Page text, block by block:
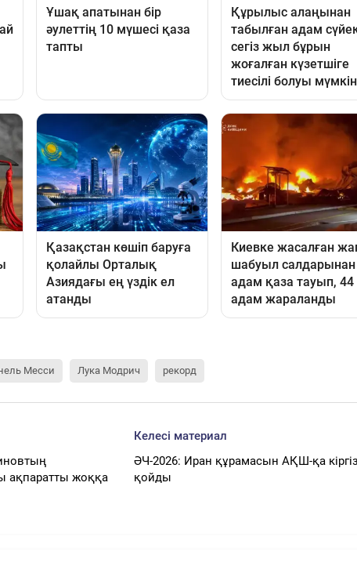
Месси Лука Модрич рекорд
ақпаратты жоққа
Келесі материал
ӘЧ-2026: Иран құрамасын АҚШ-қа
қойды